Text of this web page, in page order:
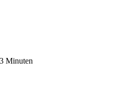
3 Minuten